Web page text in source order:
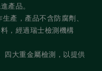
產品。
產，產品不含防腐劑、
，經過瑞士檢測機構
四大重金屬檢測，以提供